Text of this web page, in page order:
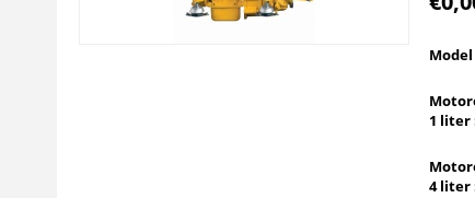
1 liter
4 liter